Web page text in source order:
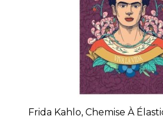
Frida Kahlo, Chemise À